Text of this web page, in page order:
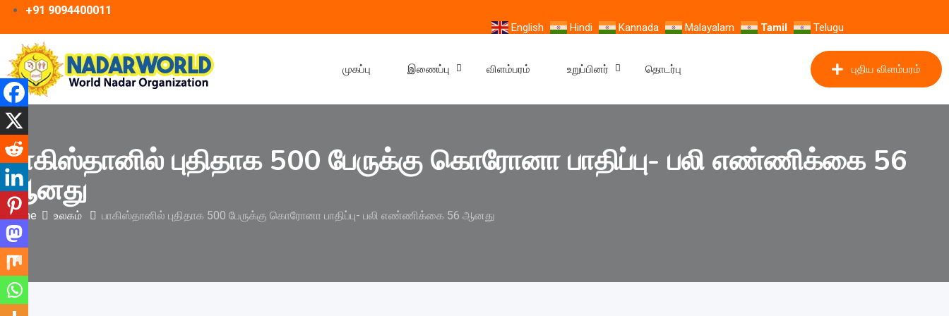
+91 9094400011
English Hindi Kannada Malayalam Tamil Telugu
to
content
முகப்பு இணைப்பு விளம்பரம் உறுப்பினர் தொடர்பு புதிய விளம்பரம்
பாகிஸ்தானில் புதிதாக 500 பேருக்கு கொரோனா பாதிப்பு- பலி எண்ணிக்கை 56
ஆனது
Home உலகம் பாகிஸ்தானில் புதிதாக 500 பேருக்கு கொரோனா பாதிப்பு- பலி எண்ணிக்கை 56 ஆனது